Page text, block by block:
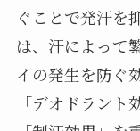
ぐことで発汗を
は、汗によって
イの発生を防ぐ
「デオドラン